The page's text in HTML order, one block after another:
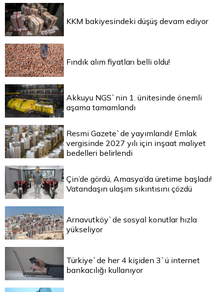
KKM bakiyesindeki düşüş devam ediyor
Fındık alım fiyatları belli oldu!
Akkuyu NGS`nin 1. ünitesinde önemli
aşama tamamlandı
Resmi Gazete`de yayımlandı! Emlak
vergisinde 2027 yılı için inşaat maliyet
bedelleri belirlendi
Çin’de gördü, Amasya’da üretime başladı!
Vatandaşın ulaşım sıkıntısını çözdü
Arnavutköy`de sosyal konutlar hızla
yükseliyor
Türkiye`de her 4 kişiden 3`ü internet
bankacılığı kullanıyor